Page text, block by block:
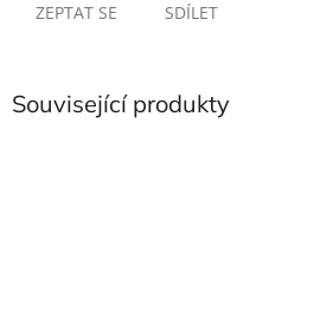
ZEPTAT SE SDÍLET
Související produkty